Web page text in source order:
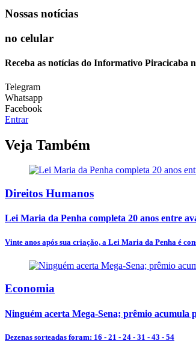
Nossas notícias
no celular
Receba as notícias do Informativo Piracicaba
Telegram
Whatsapp
Facebook
Entrar
Veja Também
Direitos Humanos
Lei Maria da Penha completa 20 anos entre
Vinte anos após sua criação, a Lei Maria da Penha é
Economia
Ninguém acerta Mega-Sena; prêmio acumula
Dezenas sorteadas foram: 16 - 21 - 24 - 31 - 43 - 54